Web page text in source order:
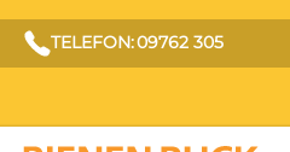
TELEFON: 09762 305